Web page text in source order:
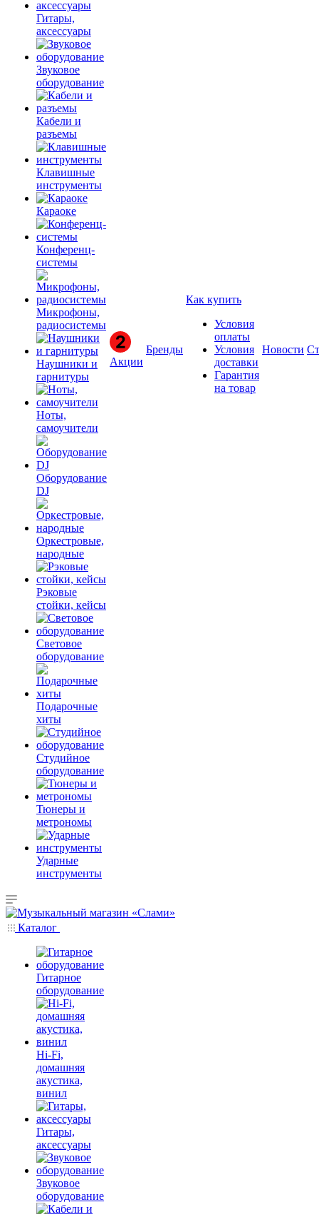
Гитары,
аксессуары
Звуковое
оборудование
Кабели и
разъемы
Клавишные
инструменты
Караоке
Конференц-
системы
Микрофоны,
радиосистемы
Наушники и
гарнитуры
Ноты,
самоучители
Оборудование
DJ
Оркестровые,
народные
Рэковые
стойки, кейсы
Световое
оборудование
Подарочные
хиты
Студийное
оборудование
Тюнеры и
метрономы
Ударные
инструменты
Акции
Бренды
Как купить
Условия
оплаты
Условия
доставки
Гарантия
на товар
Новости
Каталог
Гитарное
оборудование
Hi-Fi,
домашняя
акустика,
винил
Гитары,
аксессуары
Звуковое
оборудование